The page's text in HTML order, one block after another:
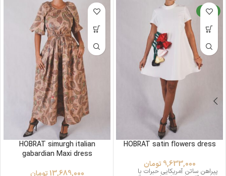
جدید
HOBRAT satin flowers dress
9,633,000 تومان
پیراهن ساتن آمریکایی حبرات با
HOBRAT simurgh italian
gabardian Maxi dress
13,689,000 تومان